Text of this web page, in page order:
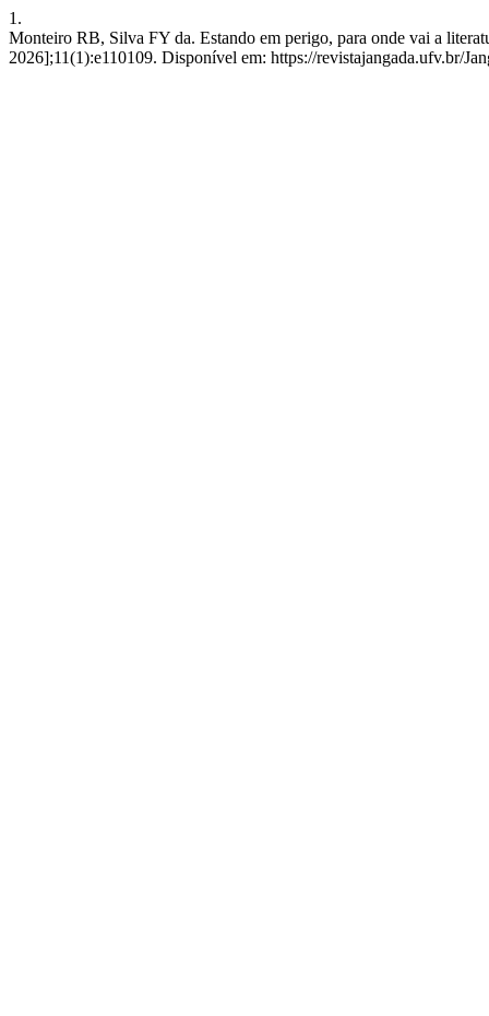
1.
Monteiro RB, Silva FY da. Estando em perigo, para onde vai a
2026];11(1):e110109. Disponível em: https://revistajangada.ufv.br/